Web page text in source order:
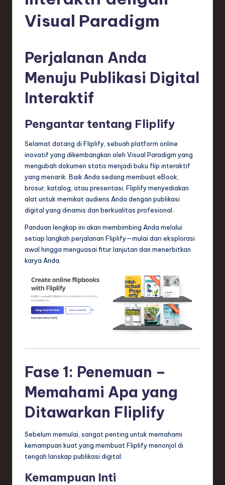
si
T
d
w
T
Visual Paradigm
Perjalanan Anda
Menuju Publikasi Digital
Interaktif
Pengantar tentang Fliplify
Selamat datang di Fliplify, sebuah platform online
inovatif yang dikembangkan oleh Visual Paradigm yang
mengubah dokumen statis menjadi buku flip interaktif
yang menarik. Baik Anda sedang membuat eBook,
brosur, katalog, atau presentasi, Fliplify menyediakan
alat untuk memikat audiens Anda dengan publikasi
digital yang dinamis dan berkualitas profesional.
Panduan lengkap ini akan membimbing Anda melalui
setiap langkah perjalanan Fliplify—mulai dari eksplorasi
awal hingga menguasai fitur lanjutan dan menerbitkan
karya Anda.
Fase 1: Penemuan –
Memahami Apa yang
Ditawarkan Fliplify
Sebelum memulai, sangat penting untuk memahami
kemampuan kuat yang membuat Fliplify menonjol di
tengah lanskap publikasi digital.
Kemampuan Inti